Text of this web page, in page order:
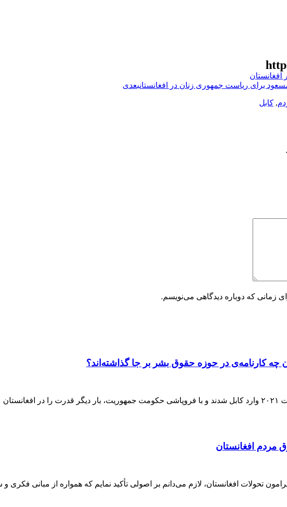
افغانستان
برای ریاست جمهوری زنان در افغانستانبعدی
, کابل
زمانی که دوباره دیدگاهی می‌نویسم.
کارنامه‌ی در حوزه حقوق بشر بر جا گذاشته‌اند؟
افغانستان
تحولات افغانستان، لازم می‌دانم بر اصولی تأکید نمایم که همواره از مبانی فکری